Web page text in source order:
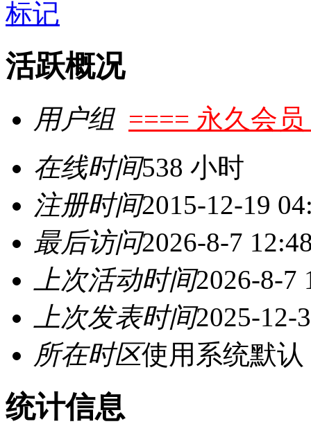
活跃概况
用户组 ==== 永久会员
在线时间538 小时
注册时间2015-12-19
最后访问2026-8-7
上次活动时间2026-8-7
上次发表时间2025-12-
所在时区使用系统默认
统计信息